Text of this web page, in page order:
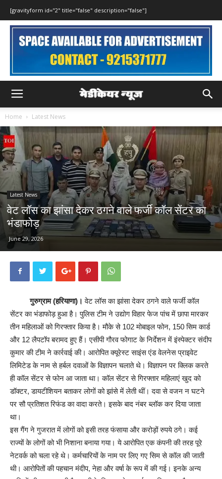
[gravityform id="2" title="false" description="false"]
Home Latest News
Latest News
वेट लॉस का झांसा देकर ठगने वाले फर्जी कॉल सेंटर का
भंडाफोड़
June 29, 2026
गुरुग्राम (हरियाणा)। वेट लॉस का झांसा देकर ठगने वाले फर्जी कॉल
सेंटर का भंडाफोड़ हुआ है। पुलिस टीम ने उद्योग विहार फेज पांच में छापा मारकर
तीन महिलाओं को गिरफ्तार किया है। मौके से 102 मोबाइल फोन, 150 सिम कार्ड
और 12 लैपटॉप बरामद हुए हैं। एसीपी गौरव फोगाट के निर्देशन में इंस्पेक्टर संदीप
कुमार की टीम ने कार्रवाई की। आरोपित क्यूरेस्ट साइंस एंड वेलनेस प्राइवेट
लिमिटेड के नाम से हर्बल दवाओं के विज्ञापन चलाते थे। विज्ञापन पर क्लिक करते
ही कॉल सेंटर से फोन आ जाता था। कॉल सेंटर से गिरफ्तार महिलाएं खुद को
डॉक्टर, डायटीशियन बताकर लोगों को झांसे में लेती थीं। दवा से वजन न घटने
पर सौ प्रतिशत रिफंड का वादा करते। इसके बाद नंबर ब्लॉक कर दिया जाता
था।
इस गैंग ने गुजरात में लोगों को इसी तरह फंसाया और करोड़ों रुपये ठगे। कई
राज्यों के लोगों को भी निशाना बनाया गया। ये आरोपित एक कंपनी की तरह पूरे
नेटवर्क को चला रहे थे। कर्मचारियों के नाम पर लिए गए सिम से कॉल की जाती
थी। आरोपितों की पहचान मंदीप, नेहा और वर्षा के रूप में की गई। इनके अन्य